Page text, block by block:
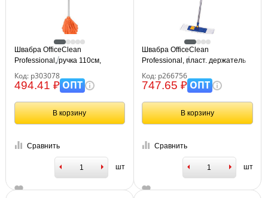
Швабра OfficeClean
Professional, ручка 110см,
насадка "Юбка" из микрофибры,
длина 28см
Код: р303078
494.41 ₽ОПТ
В корзину
Сравнить
шт
Швабра OfficeClean
Professional, пласт. держатель
40см, насадка МОП
микрофибра/абразив(карман)
Код: р266756
747.65 ₽ОПТ
В корзину
Сравнить
шт